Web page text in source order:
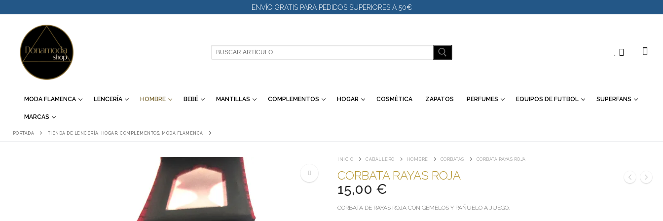
AL
ENVÍO GRATIS PARA PEDIDOS SUPERIORES A 50€
BUSCAR: .
MODA FLAMENCA LENCERÍA HOMBRE BEBÉ MANTILLAS COMPLEMENTOS HOGAR COSMÉTICA ZAPATOS PERFUMES EQUIPOS DE FUTBOL SUPERFANS
MARCAS
PORTADA TIENDA DE LENCERÍA, HOGAR, COMPLEMENTOS, MODA FLAMENCA
INICIO CABALLERO HOMBRE CORBATAS CORBATA RAYAS ROJA
CORBATA RAYAS ROJA
15,00 €
CORBATA DE RAYAS ROJA CON GEMELOS Y PAÑUELO A JUEGO.